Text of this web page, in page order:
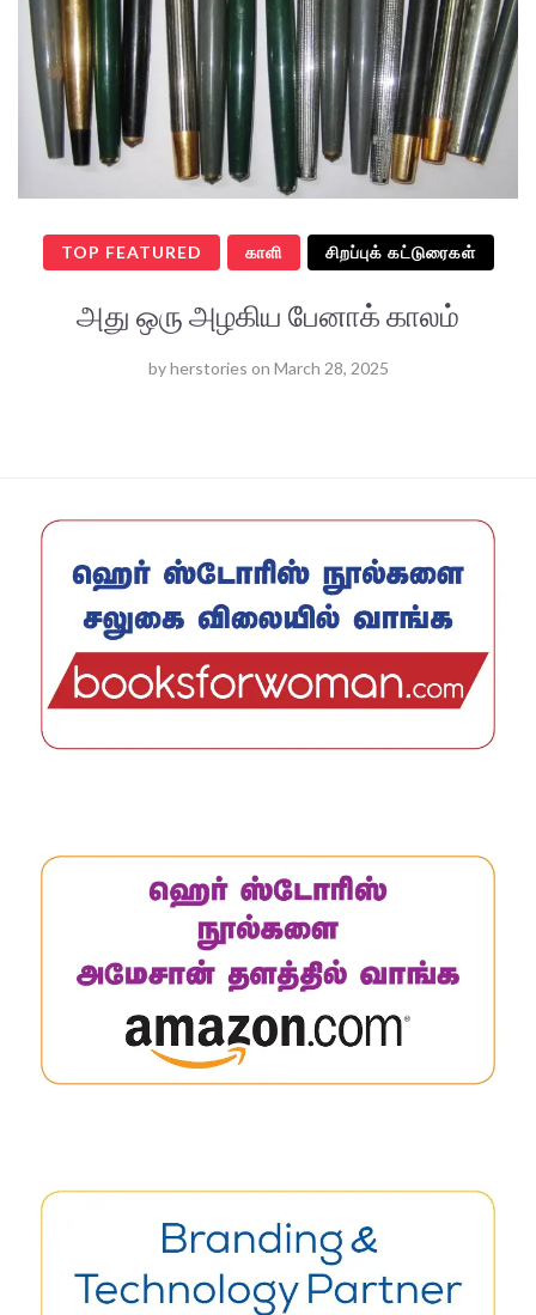
TOP FEATURED காளி சிறப்புக் கட்டுரைகள்
அது ஒரு அழகிய பேனாக் காலம்
byherstories on March 28, 2025